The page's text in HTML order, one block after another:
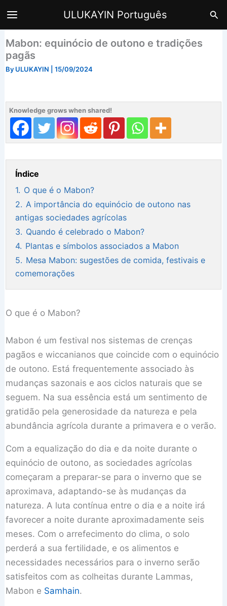
to
ULUKAYIN Português
Mabon: equinócio de outono e tradições
pagãs
By ULUKAYIN |15/09/2024
Knowledge grows when shared!
Índice
1. O que é o Mabon?
2. A importância do equinócio de outono nas
antigas sociedades agrícolas
3. Quando é celebrado o Mabon?
4. Plantas e símbolos associados a Mabon
5. Mesa Mabon: sugestões de comida, festivais e
comemorações
O que é o Mabon?
Mabon é um festival nos sistemas de crenças
pagãos e wiccanianos que coincide com o equinócio
de outono. Está frequentemente associado às
mudanças sazonais e aos ciclos naturais que se
seguem. Na sua essência está um sentimento de
gratidão pela generosidade da natureza e pela
abundância agrícola durante a primavera e o verão.
Com a equalização do dia e da noite durante o
equinócio de outono, as sociedades agrícolas
começaram a preparar-se para o inverno que se
aproximava, adaptando-se às mudanças da
natureza. A luta contínua entre o dia e a noite irá
favorecer a noite durante aproximadamente seis
meses. Com o arrefecimento do clima, o solo
perderá a sua fertilidade, e os alimentos e
necessidades necessários para o inverno serão
satisfeitos com as colheitas durante Lammas,
Mabon e Samhain.